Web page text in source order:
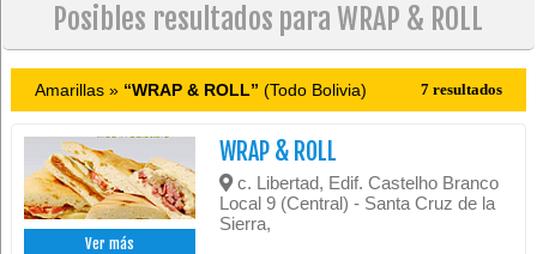
Posibles resultados para WRAP & ROLL
Amarillas » “WRAP & ROLL” (Todo Bolivia) 7 resultados
Ver más
WRAP & ROLL
c. Libertad, Edif. Castelho Branco
Local 9 (Central) - Santa Cruz de la
Sierra,